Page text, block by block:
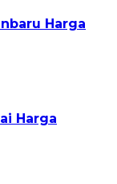
Harga
Harga